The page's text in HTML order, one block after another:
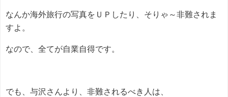
なんか海外旅行の写真をＵＰしたり、そりゃ～非難されま
すよ。
なので、全てが自業自得です。
でも、与沢さんより、非難されるべき人は、